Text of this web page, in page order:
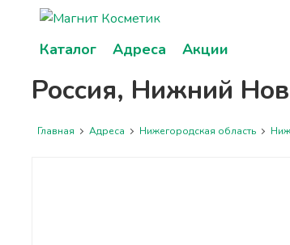
Каталог Адреса Акции
Россия, Нижний
Главная Адреса Нижегородская область